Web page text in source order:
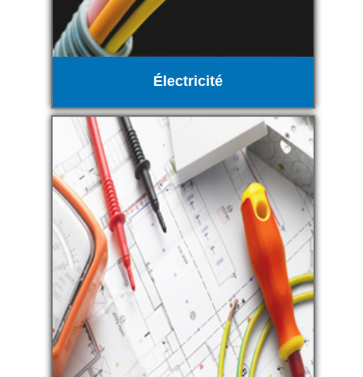
Électricité